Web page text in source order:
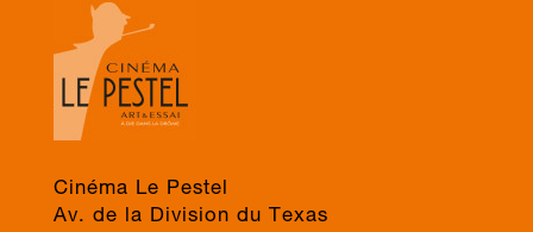
Cinéma Le Pestel
Av. de la Division du Texas